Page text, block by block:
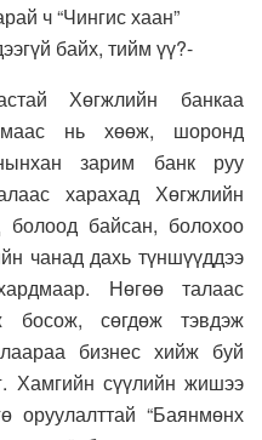
ч “Чингис хаан”
байх, тийм үү?-
Хөгжлийн банкаа
нь хөөж, шоронд
зарим банк руу
харахад Хөгжлийн
болоод байсан, болохоо
чанад дахь түншүүддээ
Нөгөө талаас
босож, сөгдөж тэвдэж
бизнес хийж буй
Хамгийн сүүлийн жишээ
оруулалттай “Баянмөнх